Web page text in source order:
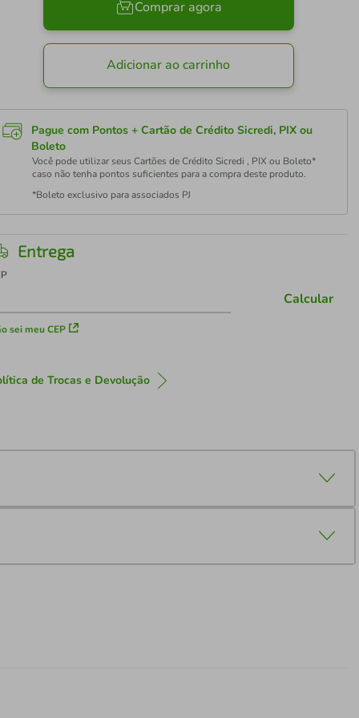
Comprar agora
Adicionar ao carrinho
Pague com Pontos + Cartão de Crédito Sicredi, PIX ou
Boleto
Você pode utilizar seus Cartões de Crédito Sicredi , PIX ou Boleto*
caso não tenha pontos suficientes para a compra deste produto.
*Boleto exclusivo para associados PJ
Entrega
sei meu CEP
Calcular
de Trocas e Devolução